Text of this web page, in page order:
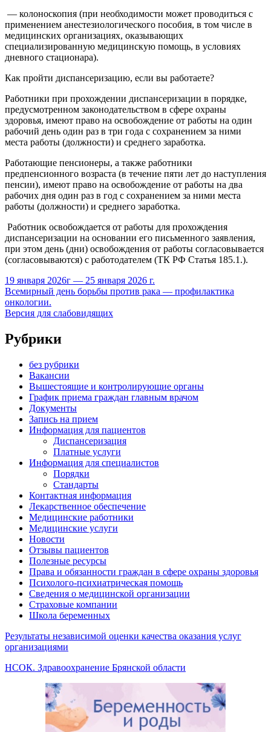
— колоноскопия (при необходимости может проводиться с
применением анестезиологического пособия, в том числе в
медицинских организациях, оказывающих
специализированную медицинскую помощь, в условиях
дневного стационара).
Как пройти диспансеризацию, если вы работаете?
Работники при прохождении диспансеризации в порядке,
предусмотренном законодательством в сфере охраны
здоровья, имеют право на освобождение от работы на один
рабочий день один раз в три года с сохранением за ними
места работы (должности) и среднего заработка.
Работающие пенсионеры, а также работники
предпенсионного возраста (в течение пяти лет до наступления
пенсии), имеют право на освобождение от работы на два
рабочих дня один раз в год с сохранением за ними места
работы (должности) и среднего заработка.
Работник освобождается от работы для прохождения
диспансеризации на основании его письменного заявления,
при этом день (дни) освобождения от работы согласовывается
(согласовываются) с работодателем (ТК РФ Статья 185.1.).
19 января 2026г — 25 января 2026 г.
Всемирный день борьбы против рака — профилактика
онкологии.
Версия для слабовидящих
Рубрики
без рубрики
Вакансии
Вышестоящие и контролирующие органы
График приема граждан главным врачом
Документы
Запись на прием
Информация для пациентов
Диспансеризация
Платные услуги
Информация для специалистов
Порядки
Стандарты
Контактная информация
Лекарственное обеспечение
Медицинские работники
Медицинские услуги
Новости
Отзывы пациентов
Полезные ресурсы
Права и обязанности граждан в сфере охраны здоровья
Психолого-психиатрическая помощь
Сведения о медицинской организации
Страховые компании
Школа беременных
Результаты независимой оценки качества оказания услуг
организациями
НСОК. Здравоохранение Брянской области